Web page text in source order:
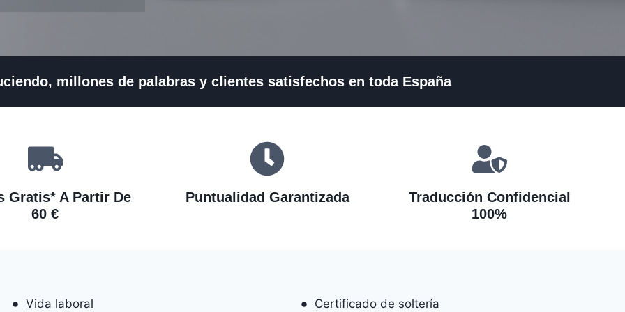
millones de palabras y clientes satisfechos en toda España
Gratis* A Partir De
60 €
Puntualidad Garantizada
Traducción Confidencial
100%
Vida laboral
Certificado de soltería